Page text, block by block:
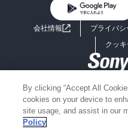
ライトノベル
ミステリー
歴史・時代小説
よくあるご質問
会社情報 プライバ
クッ
Copyright 2017 - 2026
Information on the site is
powered by
By clicking “Accept All
cookies on your device to
site usage, and assist in our
Policy